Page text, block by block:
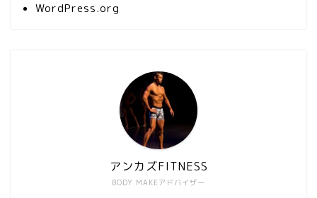
WordPress.org
BODY MAKEアドバイザー
アンカズFITNESS